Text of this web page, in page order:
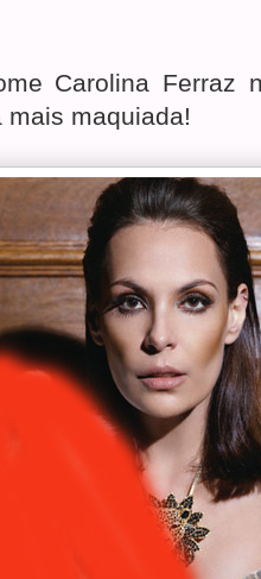
Carolina Ferraz
mais maquiada!